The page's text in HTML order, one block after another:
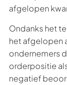
afgelopen
Ondanks het
het afgelopen
ondernemers
orderpositie
negatief